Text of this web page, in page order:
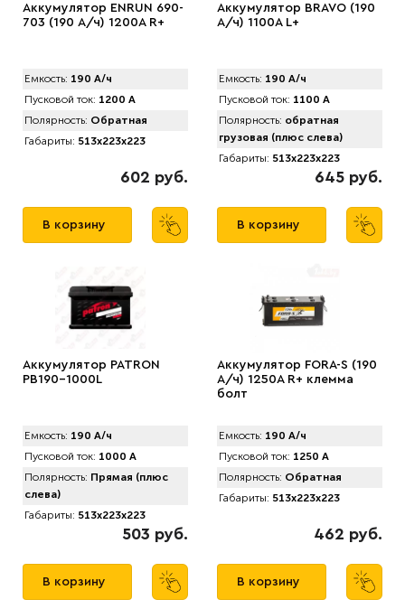
Аккумулятор ENRUN 690-
703 (190 А/ч) 1200A R+
Емкость: 190 А/ч
Пусковой ток: 1200 А
Полярность: Обратная
Габариты: 513x223x223
602 руб.
В корзину
Аккумулятор BRAVO (190
А/ч) 1100A L+
Емкость: 190 А/ч
Пусковой ток: 1100 А
Полярность: обратная
грузовая (плюс слева)
Габариты: 513x223x223
645 руб.
В корзину
Аккумулятор PATRON
PB190-1000L
Емкость: 190 А/ч
Пусковой ток: 1000 А
Полярность: Прямая (плюс
слева)
Габариты: 513x223x223
503 руб.
В корзину
Аккумулятор FORA-S (190
А/ч) 1250A R+ клемма
болт
Емкость: 190 А/ч
Пусковой ток: 1250 А
Полярность: Обратная
Габариты: 513x223x223
462 руб.
В корзину